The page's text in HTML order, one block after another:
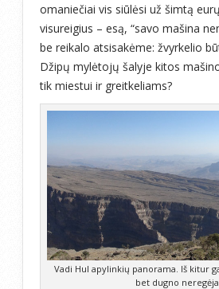
omaniečiai vis siūlėsi už šimtą
visureigius – esą, “savo mašina
be reikalo atsisakėme: žvyrkelio
Džipų mylėtojų šalyje kitos
tik miestui ir greitkeliams?
Vadi Hul apylinkių panorama. Iš kitur
bet dugno